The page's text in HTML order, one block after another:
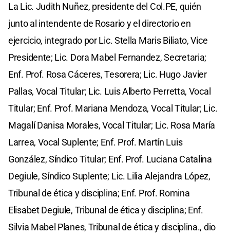
La Lic. Judith Nuñez, presidente del Col.PE, quién
junto al intendente de Rosario y el directorio en
ejercicio, integrado por Lic. Stella Maris Biliato, Vice
Presidente; Lic. Dora Mabel Fernandez, Secretaria;
Enf. Prof. Rosa Cáceres, Tesorera; Lic. Hugo Javier
Pallas, Vocal Titular; Lic. Luis Alberto Perretta, Vocal
Titular; Enf. Prof. Mariana Mendoza, Vocal Titular; Lic.
Magalí Danisa Morales, Vocal Titular; Lic. Rosa María
Larrea, Vocal Suplente; Enf. Prof. Martín Luis
González, Síndico Titular; Enf. Prof. Luciana Catalina
Degiule, Síndico Suplente; Lic. Lilia Alejandra López,
Tribunal de ética y disciplina; Enf. Prof. Romina
Elisabet Degiule, Tribunal de ética y disciplina; Enf.
Silvia Mabel Planes, Tribunal de ética y disciplina., dio